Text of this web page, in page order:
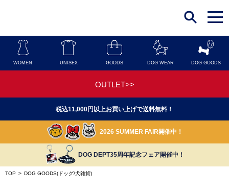
t
o
g
n
a
o
WOMEN UNISEX GOODS DOG WEAR DOG GOODS
OUTLET>>
税込11,000円以上お買い上げで送料無料！
2026 SUMMER FAIR開催中！
DOG DEPT35周年記念フェア開催中！
TOP > DOG GOODS(ドッグ/犬雑貨)